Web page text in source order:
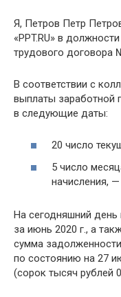
Я, Петров Петр
«PPT.RU» в
трудового договора
В соответствии с
выплаты заработной
в следующие даты:
20 число
5 число
начисления, —
На сегодняшний день
за июнь 2020 г., а
сумма
по состоянию на 27
(сорок тысяч рублей